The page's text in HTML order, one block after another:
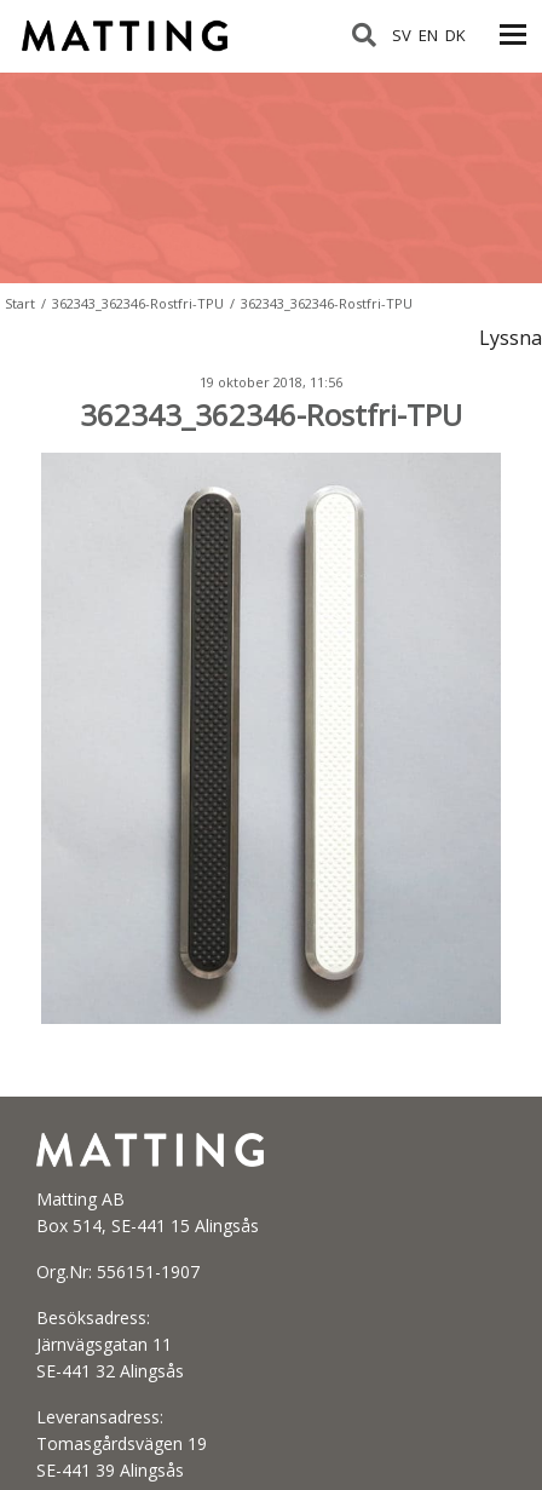
SV EN DK
Start / 362343_362346-Rostfri-TPU / 362343_362346-Rostfri-TPU
Lyssna
19 oktober 2018, 11:56
362343_362346-Rostfri-TPU
Matting AB
Box 514, SE-441 15 Alingsås
Org.Nr: 556151-1907
Besöksadress:
Järnvägsgatan 11
SE-441 32 Alingsås
Leveransadress:
Tomasgårdsvägen 19
SE-441 39 Alingsås